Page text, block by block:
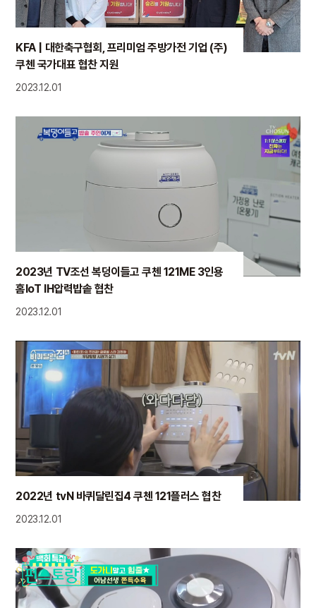
KFA | 대한축구협회, 프리미엄 주방가전 기업 (주)
쿠첸 국가대표 협찬 지원
2023.12.01
2023년 TV조선 복덩이들고 쿠첸 121ME 3인용
홈IoT IH압력밥솥 협찬
2023.12.01
2022년 tvN 바퀴달린집4 쿠첸 121플러스 협찬
2023.12.01